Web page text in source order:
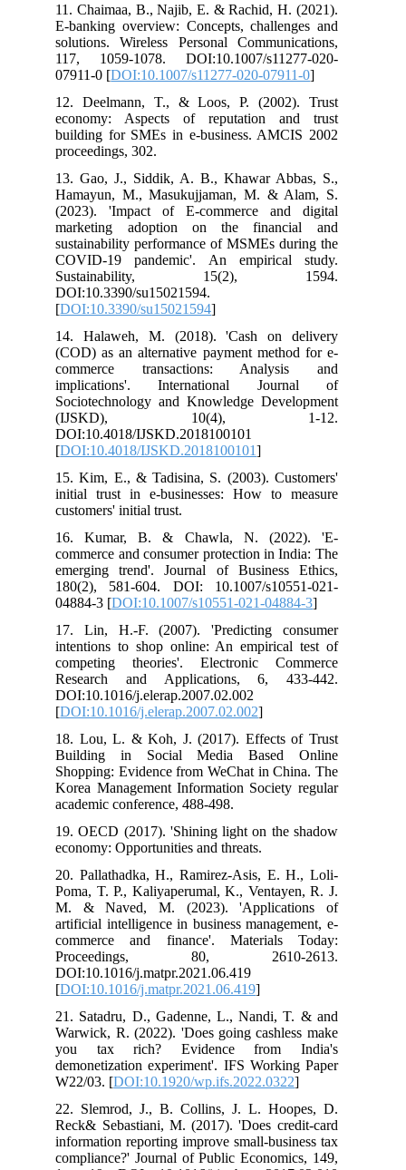
11. Chaimaa, B., Najib, E. & Rachid, H. (2021).
E-banking overview: Concepts, challenges and
solutions. Wireless Personal Communications,
117, 1059-1078.‏ DOI:10.1007/s11277-020-
07911-0 [DOI:10.1007/s11277-020-07911-0
12. Deelmann, T., & Loos, P. (2002). Trust
economy: Aspects of reputation and trust
building for SMEs in e-business. AMCIS 2002
proceedings, 302.
13. Gao, J., Siddik, A. B., Khawar Abbas, S.,
Hamayun, M., Masukujjaman, M. & Alam, S.
(2023). 'Impact of E-commerce and digital
marketing adoption on the financial and
sustainability performance of MSMEs during the
COVID-19 pandemic'. An empirical study.
Sustainability, 15(2), 1594.
DOI:10.3390/su15021594.
[DOI:10.3390/su15021594
14. Halaweh, M. (2018). 'Cash on delivery
(COD) as an alternative payment method for e-
commerce transactions: Analysis and
implications'. International Journal of
Sociotechnology and Knowledge Development
(IJSKD), 10(4), 1-12.
DOI:10.4018/IJSKD.2018100101
[DOI:10.4018/IJSKD.2018100101
15. Kim, E., & Tadisina, S. (2003). Customers'
initial trust in e-businesses: How to measure
customers' initial trust.
16. Kumar, B. & Chawla, N. (2022). 'E-
commerce and consumer protection in India: The
emerging trend'. Journal of Business Ethics,
180(2), 581-604. DOI: 10.1007/s10551-021-
04884-3 [DOI:10.1007/s10551-021-04884-3
17. Lin, H.-F. (2007). 'Predicting consumer
intentions to shop online: An empirical test of
competing theories'. Electronic Commerce
Research and Applications, 6, 433-442.
DOI:10.1016/j.elerap.2007.02.002
[DOI:10.1016/j.elerap.2007.02.002
18. Lou, L. & Koh, J. (2017). Effects of Trust
Building in Social Media Based Online
Shopping: Evidence from WeChat in China. The
Korea Management Information Society regular
academic conference, 488-498.
19. OECD (2017). 'Shining light on the shadow
economy: Opportunities and threats.
20. Pallathadka, H., Ramirez-Asis, E. H., Loli-
Poma, T. P., Kaliyaperumal, K., Ventayen, R. J.
M. & Naved, M. (2023). 'Applications of
artificial intelligence in business management, e-
commerce and finance'. Materials Today:
Proceedings, 80, 2610-2613.
DOI:10.1016/j.matpr.2021.06.419
[DOI:10.1016/j.matpr.2021.06.419
21. Satadru, D., Gadenne, L., Nandi, T. & and
Warwick, R. (2022). 'Does going cashless make
you tax rich? Evidence from India's
demonetization experiment'. IFS Working Paper
W22/03. [DOI:10.1920/wp.ifs.2022.0322
22. Slemrod, J., B. Collins, J. L. Hoopes, D.
Reck& Sebastiani, M. (2017). 'Does credit-card
information reporting improve small-business tax
compliance?' Journal of Public Economics, 149,